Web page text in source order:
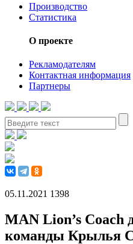
Производство
Статистика
О проекте
Рекламодателям
Контактная информация
Партнеры
05.11.2021 1398
MAN Lion’s Coach
команды Крылья